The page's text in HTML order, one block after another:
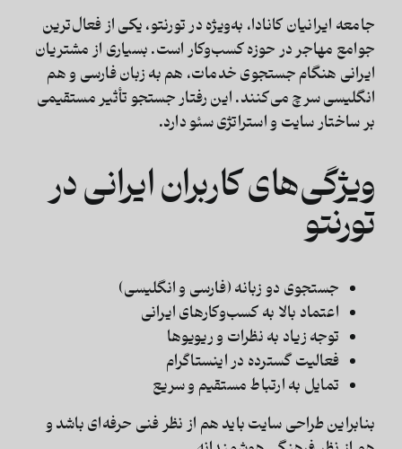
جامعه ایرانیان کانادا، به‌ویژه در تورنتو، یکی از فعال‌ترین
جوامع مهاجر در حوزه کسب‌وکار است. بسیاری از مشتریان
ایرانی هنگام جستجوی خدمات، هم به زبان فارسی و هم
انگلیسی سرچ می‌کنند. این رفتار جستجو تأثیر مستقیمی
بر ساختار سایت و استراتژی سئو دارد.
ویژگی‌های کاربران ایرانی در
تورنتو
جستجوی دو زبانه (فارسی و انگلیسی)
اعتماد بالا به کسب‌وکارهای ایرانی
توجه زیاد به نظرات و ریویوها
فعالیت گسترده در اینستاگرام
تمایل به ارتباط مستقیم و سریع
بنابراین طراحی سایت باید هم از نظر فنی حرفه‌ای باشد و